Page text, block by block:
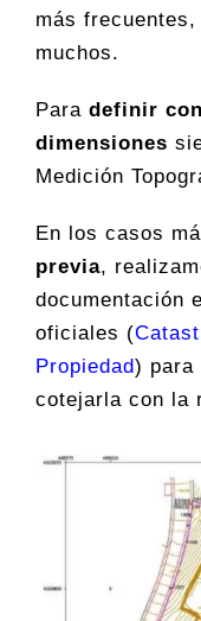
más
muchos.
Para definir
dimensiones
Medición
En los casos
previa,
documentación
oficiales (
Propiedad) para
cotejarla con la